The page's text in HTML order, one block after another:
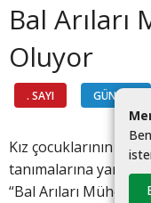
Bal Arıları
Oluyor
. SAYI GÜNDEM
Me
Ben
iste
Kız çocuklarının
tanımalarına
“Bal Arıları